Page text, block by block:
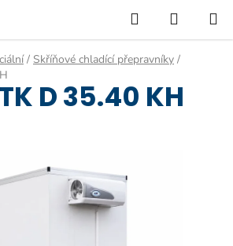
Hledat
KOŠÍK
/ Skříňové chladící přepravníky /
D 35.40 KH